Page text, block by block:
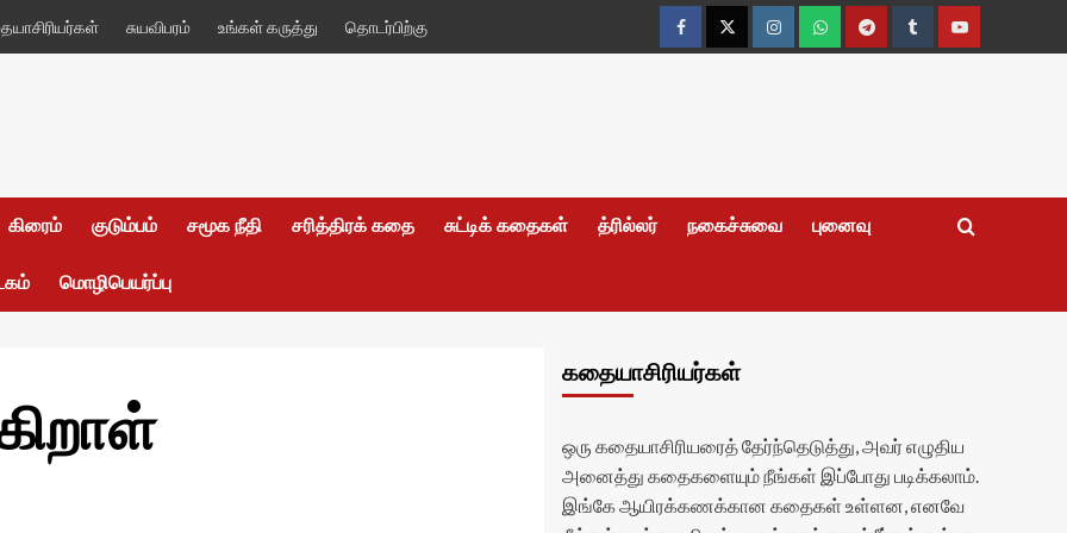
சுயவிபரம் உங்கள் கருத்து தொடர்பிற்கு
FacebookTwitterInstagramWhatsappTelegramTumblrYouTube
கிரைம் குடும்பம் சமூக நீதி சரித்திரக் கதை சுட்டிக் கதைகள் த்ரில்லர் நகைச்சுவை புனைவு
மொழிபெயர்ப்பு
கதையாசிரியர்கள்
ஒரு கதையாசிரியரைத் தேர்ந்தெடுத்து, அவர் எழுதிய
அனைத்து கதைகளையும் நீங்கள் இப்போது படிக்கலாம்.
இங்கே ஆயிரக்கணக்கான கதைகள் உள்ளன, எனவே